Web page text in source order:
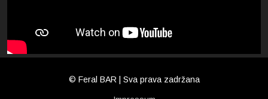
© Feral BAR | Sva prava zadržana